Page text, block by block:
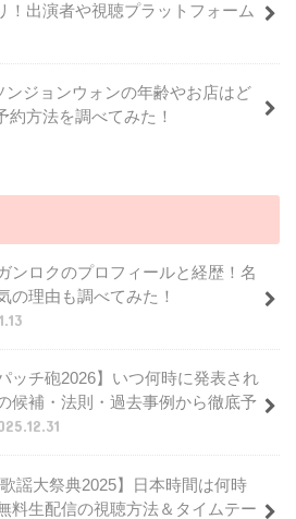
！出演者や視聴プラットフォーム
ンジョンウォンの年齢やお店はど
約方法を調べてみた！
ンロクのプロフィールと経歴！名
の理由も調べてみた！
ッチ砲2026】いつ何時に発表され
候補・法則・過去事例から徹底予
歌謡大祭典2025】日本時間は何時
料生配信の視聴方法＆タイムテー